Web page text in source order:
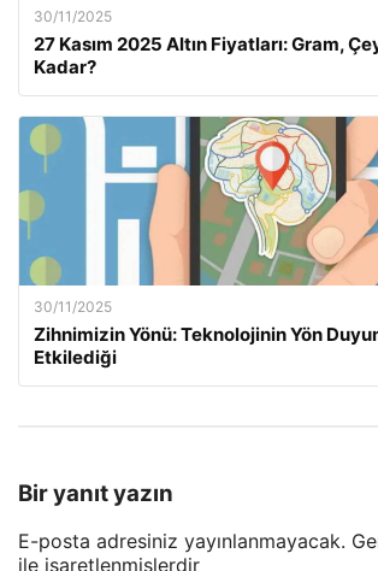
30/11/2025
27 Kasım 2025 Altın Fiyatları: Gram,
Kadar?
30/11/2025
Zihnimizin Yönü: Teknolojinin Yön
Etkilediği
Bir yanıt yazın
E-posta adresiniz yayınlanmayacak.
ile işaretlenmişlerdir